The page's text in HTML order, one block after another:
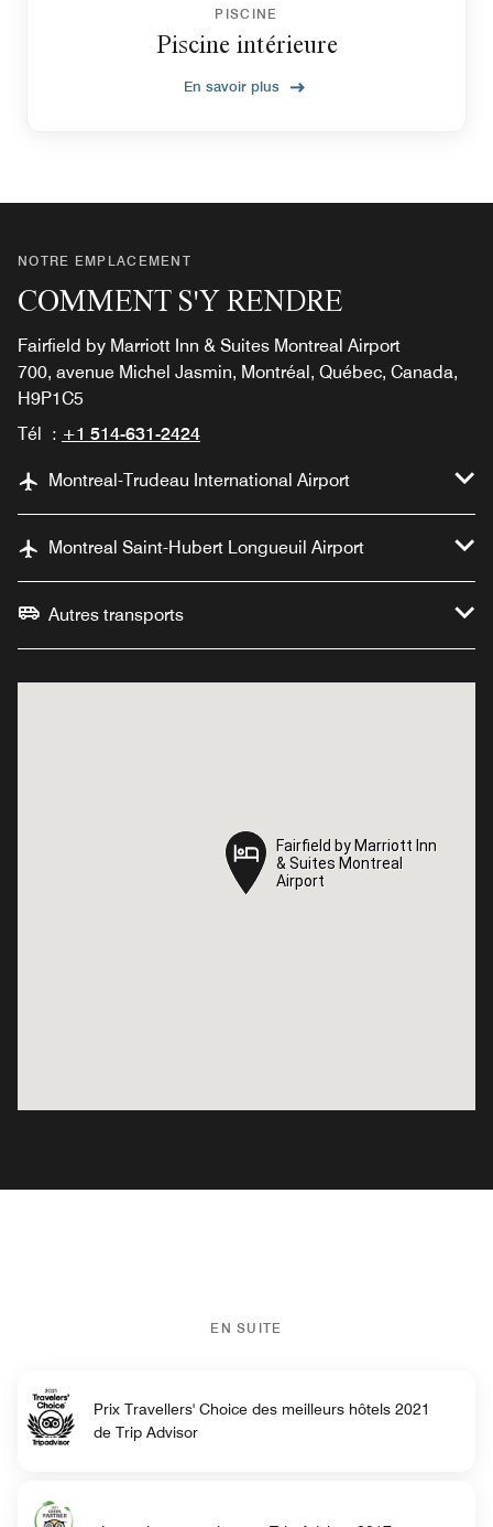
PISCINE
Piscine intérieure
En savoir plus
NOTRE EMPLACEMENT
COMMENT S'Y RENDRE
Fairfield by Marriott Inn & Suites Montreal Airport
700, avenue Michel Jasmin, Montréal, Québec, Canada,
H9P1C5
Tél : +1 514-631-2424
Montreal-Trudeau International Airport
Montreal Saint-Hubert Longueuil Airport
Autres transports
Fairfield by Marriott Inn
& Suites Montreal
Airport
Fairfield by Marriott Inn
& Suites Montreal
Airport
EN SUITE
Prix Travellers' Choice des meilleurs hôtels 2021
de Trip Advisor